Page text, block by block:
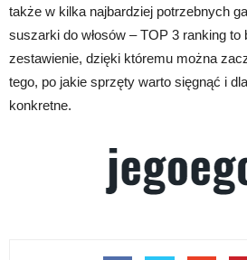
także w kilka najbardziej potrzebnych
suszarki do włosów – TOP 3 ranking to
zestawienie, dzięki któremu można
tego, po jakie sprzęty warto sięgnąć i
konkretne.